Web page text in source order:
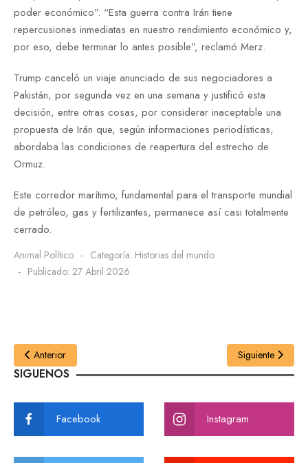
poder económico”. “Esta guerra contra Irán tiene
repercusiones inmediatas en nuestro rendimiento económico y,
por eso, debe terminar lo antes posible”, reclamó Merz.
Trump canceló un viaje anunciado de sus negociadores a
Pakistán, por segunda vez en una semana y justificó esta
decisión, entre otras cosas, por considerar inaceptable una
propuesta de Irán que, según informaciones periodísticas,
abordaba las condiciones de reapertura del estrecho de
Ormuz.
Este corredor marítimo, fundamental para el transporte mundial
de petróleo, gas y fertilizantes, permanece así casi totalmente
cerrado.
Animal Político Categoría: Historias del mundo
Publicado: 27 Abril 2026
Anterior Siguiente
SIGUENOS
Facebook Instagram